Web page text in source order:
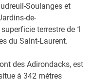
Soulanges et
de-
terrestre de 1
du Saint-Laurent.
des Adirondacks, est
à 342 mètres